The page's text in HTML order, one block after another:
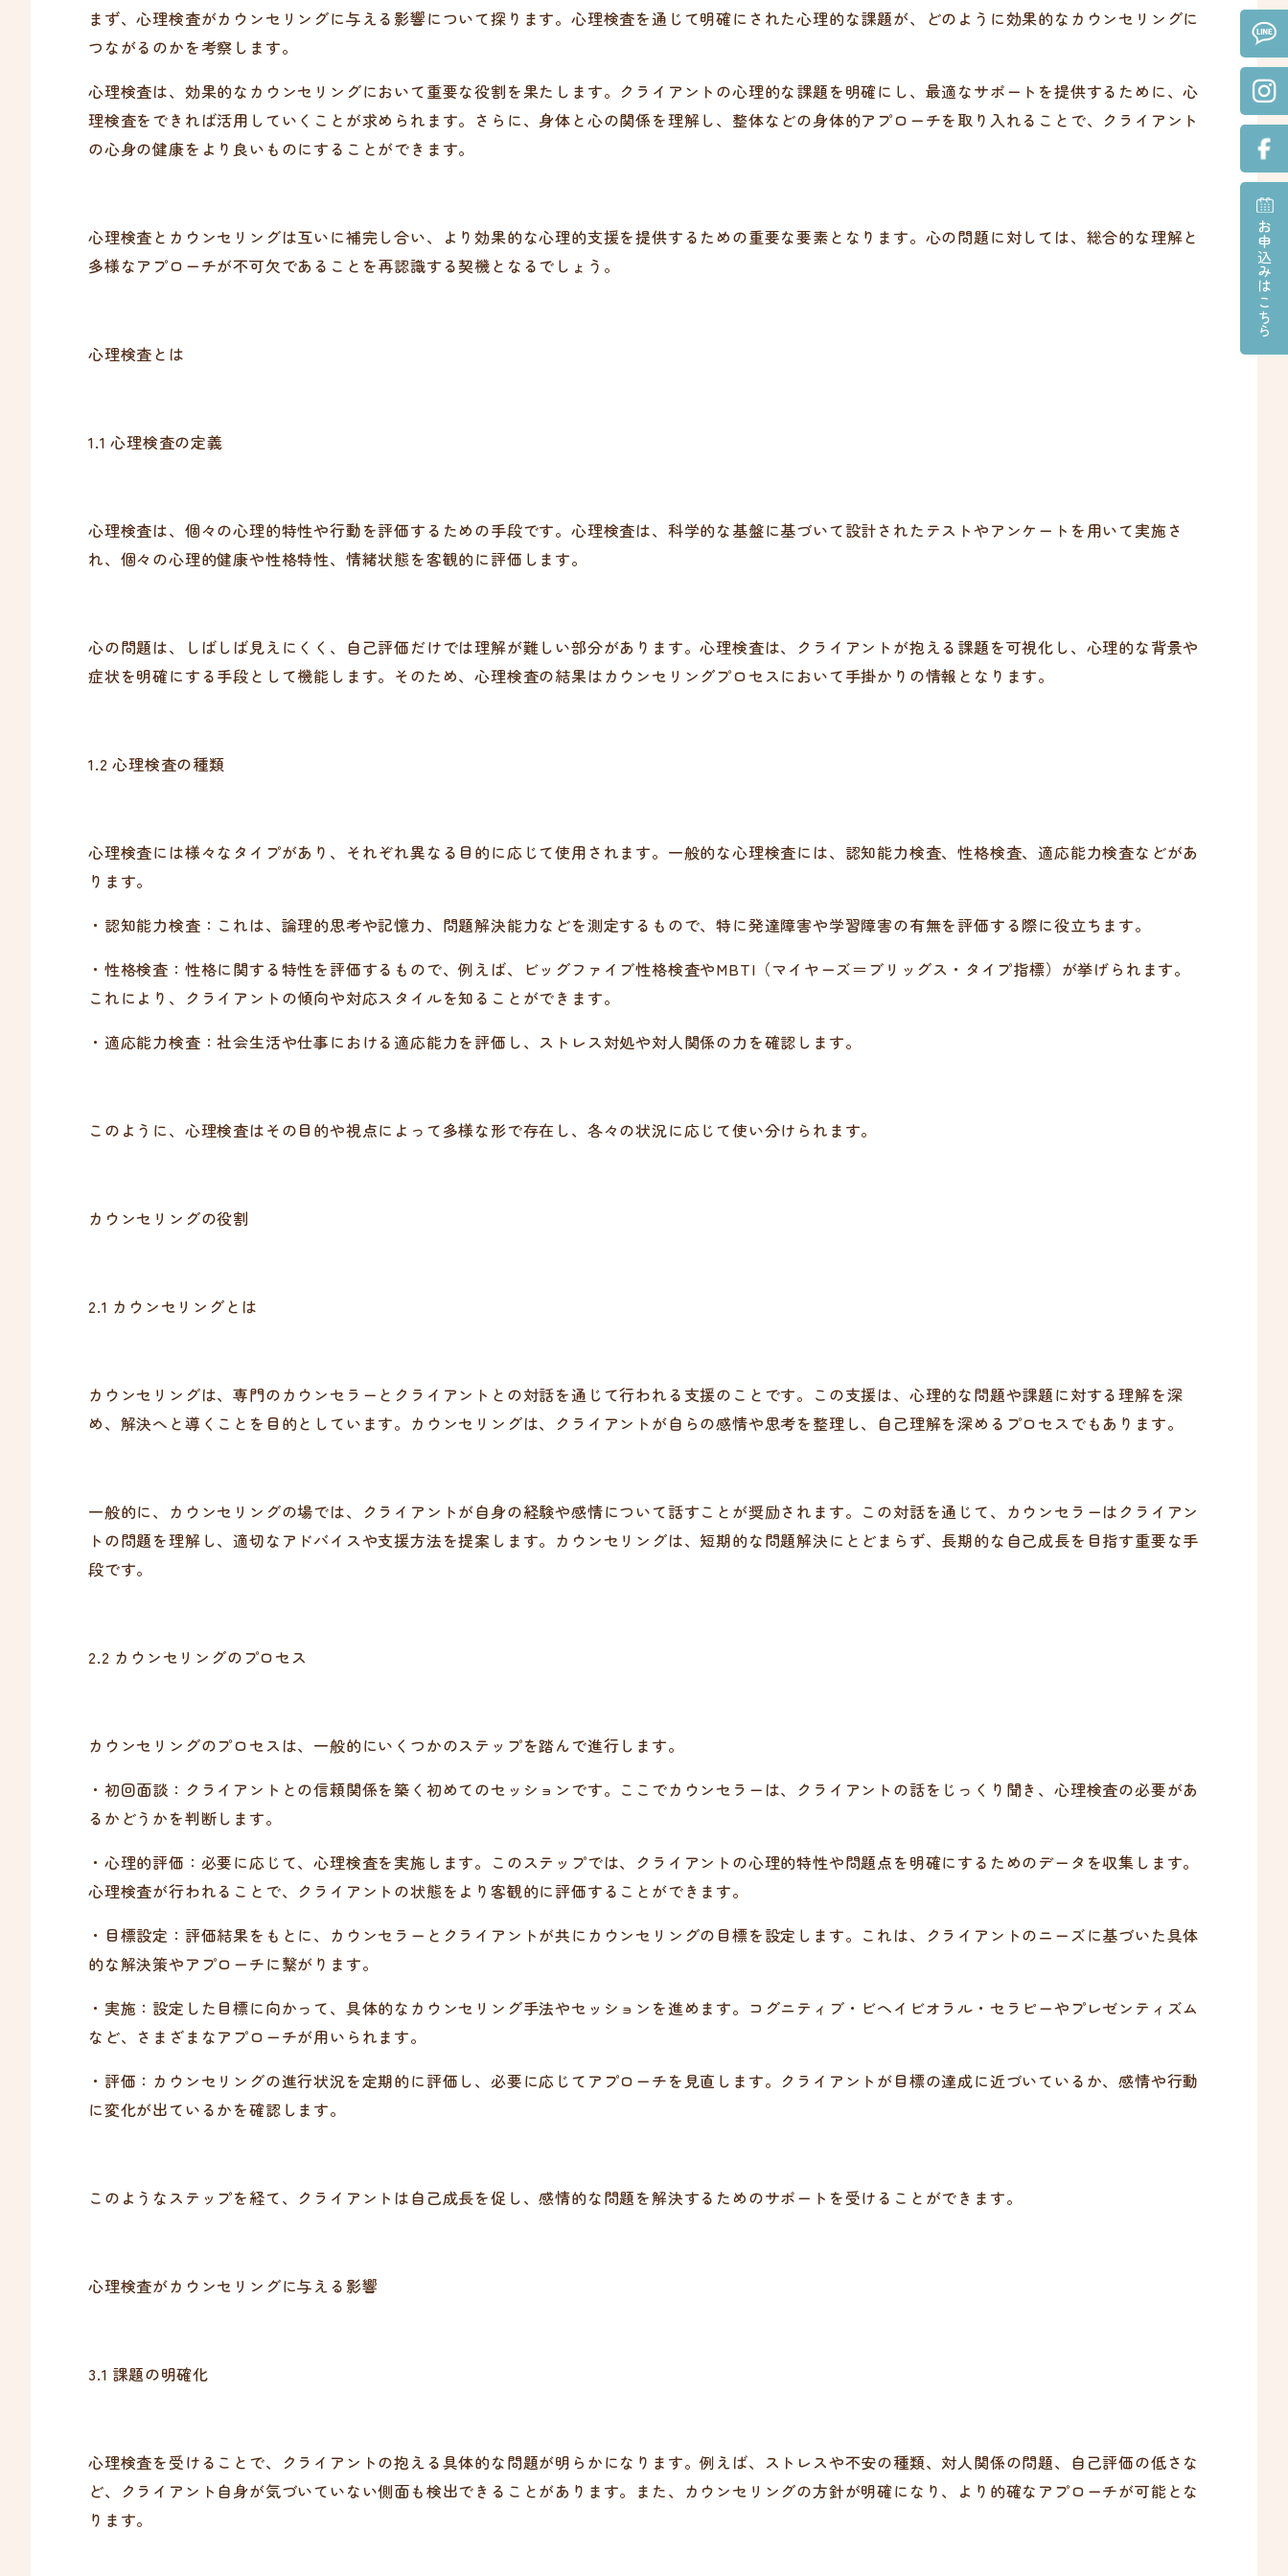
まず、心理検査がカウンセリングに与える影響について探ります。心理検査を通じて明確にされた心理的な課題が、どのように効果的なカウンセリングに
つながるのかを考察します。
心理検査は、効果的なカウンセリングにおいて重要な役割を果たします。クライアントの心理的な課題を明確にし、最適なサポートを提供するために、心
理検査をできれば活用していくことが求められます。さらに、身体と心の関係を理解し、整体などの身体的アプローチを取り入れることで、クライアント
の心身の健康をより良いものにすることができます。
心理検査とカウンセリングは互いに補完し合い、より効果的な心理的支援を提供するための重要な要素となります。心の問題に対しては、総合的な理解と
多様なアプローチが不可欠であることを再認識する契機となるでしょう。
心理検査とは
1.1 心理検査の定義
心理検査は、個々の心理的特性や行動を評価するための手段です。心理検査は、科学的な基盤に基づいて設計されたテストやアンケートを用いて実施さ
れ、個々の心理的健康や性格特性、情緒状態を客観的に評価します。
心の問題は、しばしば見えにくく、自己評価だけでは理解が難しい部分があります。心理検査は、クライアントが抱える課題を可視化し、心理的な背景や
症状を明確にする手段として機能します。そのため、心理検査の結果はカウンセリングプロセスにおいて手掛かりの情報となります。
1.2 心理検査の種類
心理検査には様々なタイプがあり、それぞれ異なる目的に応じて使用されます。一般的な心理検査には、認知能力検査、性格検査、適応能力検査などがあ
ります。
・認知能力検査：これは、論理的思考や記憶力、問題解決能力などを測定するもので、特に発達障害や学習障害の有無を評価する際に役立ちます。
・性格検査：性格に関する特性を評価するもので、例えば、ビッグファイブ性格検査やMBTI（マイヤーズ＝ブリッグス・タイプ指標）が挙げられます。
これにより、クライアントの傾向や対応スタイルを知ることができます。
・適応能力検査：社会生活や仕事における適応能力を評価し、ストレス対処や対人関係の力を確認します。
このように、心理検査はその目的や視点によって多様な形で存在し、各々の状況に応じて使い分けられます。
カウンセリングの役割
2.1 カウンセリングとは
カウンセリングは、専門のカウンセラーとクライアントとの対話を通じて行われる支援のことです。この支援は、心理的な問題や課題に対する理解を深
め、解決へと導くことを目的としています。カウンセリングは、クライアントが自らの感情や思考を整理し、自己理解を深めるプロセスでもあります。
一般的に、カウンセリングの場では、クライアントが自身の経験や感情について話すことが奨励されます。この対話を通じて、カウンセラーはクライアン
トの問題を理解し、適切なアドバイスや支援方法を提案します。カウンセリングは、短期的な問題解決にとどまらず、長期的な自己成長を目指す重要な手
段です。
2.2 カウンセリングのプロセス
カウンセリングのプロセスは、一般的にいくつかのステップを踏んで進行します。
・初回面談：クライアントとの信頼関係を築く初めてのセッションです。ここでカウンセラーは、クライアントの話をじっくり聞き、心理検査の必要があ
るかどうかを判断します。
・心理的評価：必要に応じて、心理検査を実施します。このステップでは、クライアントの心理的特性や問題点を明確にするためのデータを収集します。
心理検査が行われることで、クライアントの状態をより客観的に評価することができます。
・目標設定：評価結果をもとに、カウンセラーとクライアントが共にカウンセリングの目標を設定します。これは、クライアントのニーズに基づいた具体
的な解決策やアプローチに繋がります。
・実施：設定した目標に向かって、具体的なカウンセリング手法やセッションを進めます。コグニティブ・ビヘイビオラル・セラピーやプレゼンティズム
など、さまざまなアプローチが用いられます。
・評価：カウンセリングの進行状況を定期的に評価し、必要に応じてアプローチを見直します。クライアントが目標の達成に近づいているか、感情や行動
に変化が出ているかを確認します。
このようなステップを経て、クライアントは自己成長を促し、感情的な問題を解決するためのサポートを受けることができます。
心理検査がカウンセリングに与える影響
3.1 課題の明確化
心理検査を受けることで、クライアントの抱える具体的な問題が明らかになります。例えば、ストレスや不安の種類、対人関係の問題、自己評価の低さな
ど、クライアント自身が気づいていない側面も検出できることがあります。また、カウンセリングの方針が明確になり、より的確なアプローチが可能とな
ります。
お申込みはこちら